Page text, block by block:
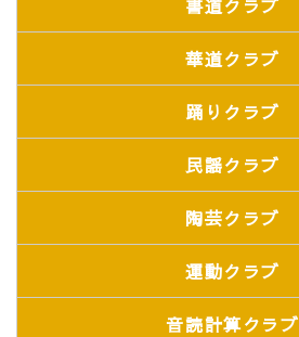
書道クラブ
華道クラブ
踊りクラブ
民謡クラブ
陶芸クラブ
運動クラブ
音読計算クラブ